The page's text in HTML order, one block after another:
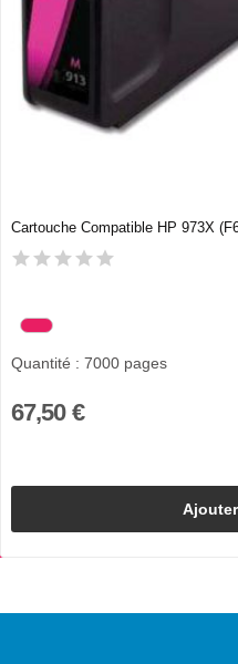
Cartouche Compatible HP 973X
Quantité : 7000 pages
67,50 €